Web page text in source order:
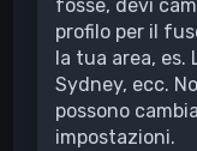
fosse, devi
profilo per il
la tua area, es.
Sydney, ecc.
possono
impostazioni.